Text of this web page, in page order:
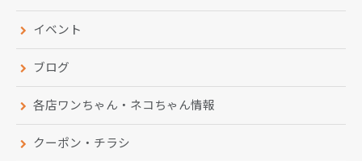
イベント
ブログ
各店ワンちゃん・ネコちゃん情報
クーポン・チラシ